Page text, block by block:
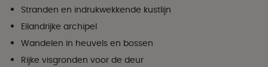
Stranden en indrukwekkende kustlijn
Eilandrijke archipel
Wandelen in heuvels en bossen
Rijke visgronden voor de deur